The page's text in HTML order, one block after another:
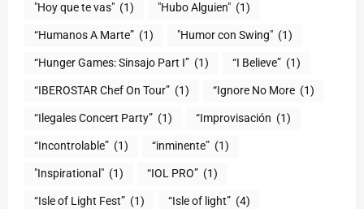
"Hoy que te vas" (1) "Hubo Alguien" (1)
“Humanos A Marte” (1) "Humor con Swing" (1)
(1) “I Believe” (1)
“IBEROSTAR Chef On Tour” (1) “Ignore No More (1)
“Ilegales Concert Party” (1) “Improvisación (1)
“Incontrolable” (1) “inminente” (1)
"Inspirational" (1) “IOL PRO” (1)
“Isle of Light Fest” (1) “Isle of light” (4)